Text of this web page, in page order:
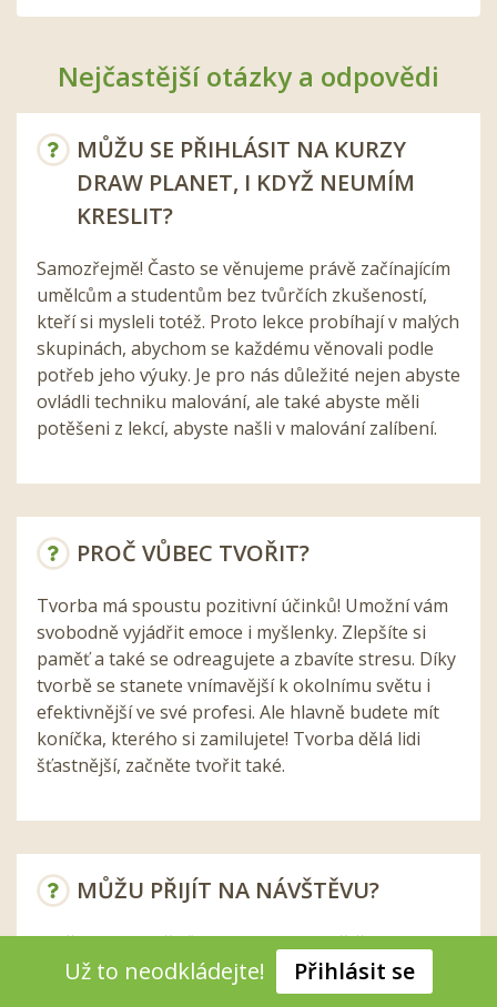
Už to neodkládejte! Přihlásit se
Nejčastější otázky a odpovědi
MŮŽU SE PŘIHLÁSIT NA KURZY
DRAW PLANET, I KDYŽ NEUMÍM
KRESLIT?
Samozřejmě! Často se věnujeme právě začínajícím
umělcům a studentům bez tvůrčích zkušeností,
kteří si mysleli totéž. Proto lekce probíhají v malých
skupinách, abychom se každému věnovali podle
potřeb jeho výuky. Je pro nás důležité nejen abyste
ovládli techniku malování, ale také abyste měli
potěšeni z lekcí, abyste našli v malování zalíbení.
PROČ VŮBEC TVOŘIT?
Tvorba má spoustu pozitivní účinků! Umožní vám
svobodně vyjádřit emoce i myšlenky. Zlepšíte si
paměť a také se odreagujete a zbavíte stresu. Díky
tvorbě se stanete vnímavější k okolnímu světu i
efektivnější ve své profesi. Ale hlavně budete mít
koníčka, kterého si zamilujete! Tvorba dělá lidi
šťastnější, začněte tvořit také.
MŮŽU PŘIJÍT NA NÁVŠTĚVU?
Skvělý nápad! Přijďte! Máme rádi návštěvníky a
chápeme počáteční nejisté váhání. Všechno vám
ukážeme, vysvětlíme a odpovíme na vaše otázky.